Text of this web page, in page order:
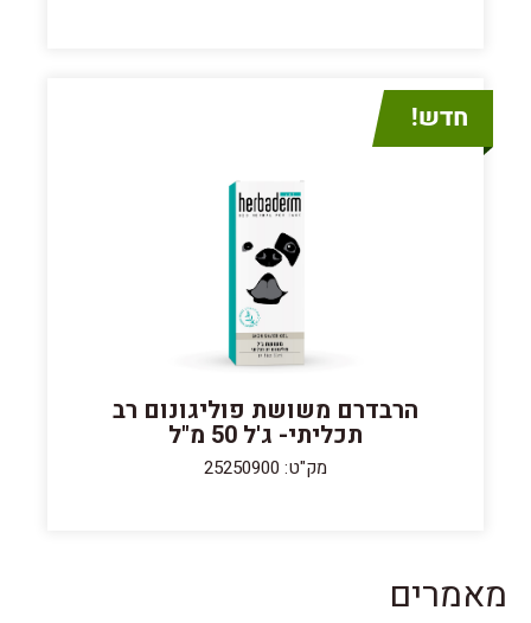
הרבדרם משושת פוליגונום רב
תכליתי- ג'ל 50 מ"ל
מק"ט: 25250900
מאמרים